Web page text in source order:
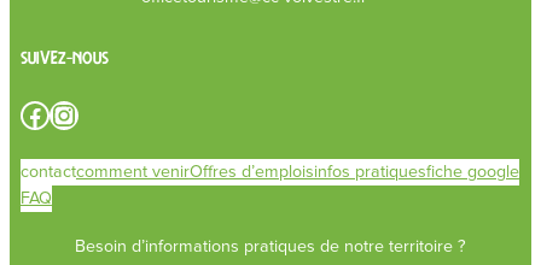
Suivez-nous
Facebook Instagram
contactcomment venirOffres d’emploisinfos pratiquesfiche google
FAQ
Besoin d’informations pratiques de notre territoire ?